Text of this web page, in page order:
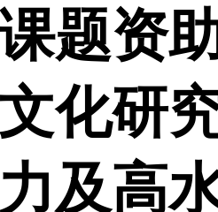
题资
化研
及高